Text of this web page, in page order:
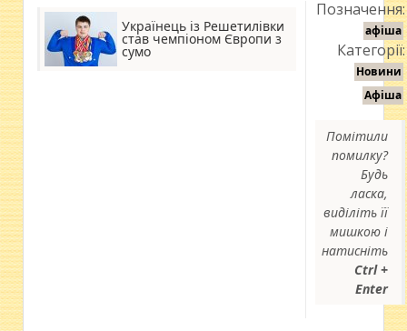
Українець із Решетилівки
став чемпіоном Європи з
сумо
Позначення:
афіша
Категорії:
Новини
Афіша
Помітили
помилку?
Будь
ласка,
виділіть її
мишкою і
натисніть
Ctrl +
Enter